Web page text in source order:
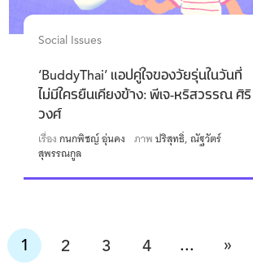
Social Issues
‘BuddyThai’ แอปคู่ใจของวัยรุ่นในวันที่
ไม่มีใครยืนเคียงข้าง: พีเจ-หริสวรรณ ศิริ
วงศ์
เรื่องกนกพิชญ์ อุ่นคง ภาพปริสุทธิ์ ณัฐวัตร์
สุพรรณกูล
1 2 3 4 ... »